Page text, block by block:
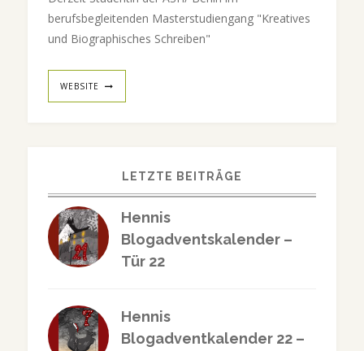
berufsbegleitenden Masterstudiengang "Kreatives
und Biographisches Schreiben"
WEBSITE
LETZTE BEITRÄGE
Hennis
Blogadventskalender –
Tür 22
Hennis
Blogadventkalender 22 –